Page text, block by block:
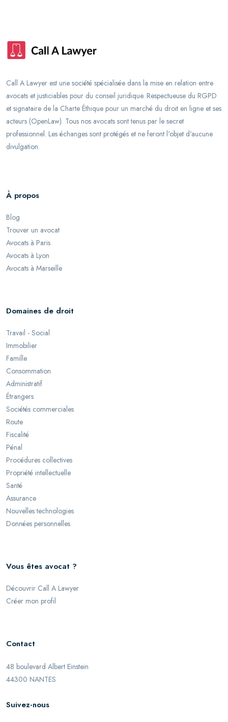
Call A Lawyer est une société spécialisée dans la mise en relation entre
avocats et justiciables pour du conseil juridique. Respectueuse du RGPD
et signataire de la Charte Éthique pour un marché du droit en ligne et ses
acteurs (OpenLaw). Tous nos avocats sont tenus par le secret
professionnel. Les échanges sont protégés et ne feront l'objet d'aucune
divulgation.
À propos
Blog
Trouver un avocat
Avocats à Paris
Avocats à Lyon
Avocats à Marseille
Domaines de droit
Travail - Social
Immobilier
Famille
Consommation
Administratif
Étrangers
Sociétés commerciales
Route
Fiscalité
Pénal
Procédures collectives
Propriété intellectuelle
Santé
Assurance
Nouvelles technologies
Données personnelles
Vous êtes avocat ?
Découvrir Call A Lawyer
Créer mon profil
Contact
48 boulevard Albert Einstein
44300 NANTES
Suivez-nous